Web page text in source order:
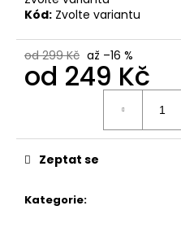
Kód: Zvolte variantu
od 299 Kč až –16 %
od 249 Kč
Kategorie:
Zeptat se
Kč